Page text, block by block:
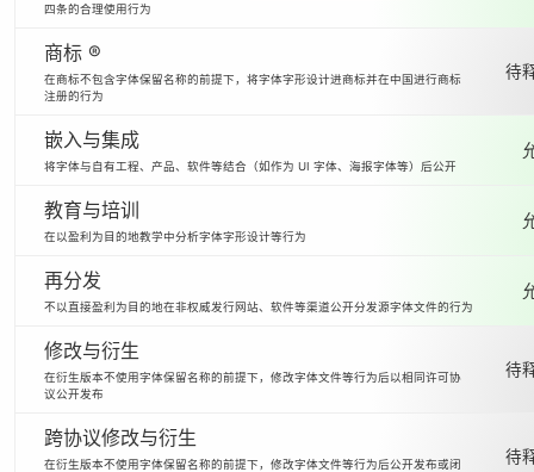
四条的合理使用行为
商标 ®
在商标不包含字体保留名称的前提下，将字体字形设计进商标并在中国进行商标
注册的行为
待
嵌入与集成
将字体与自有工程、产品、软件等结合（如作为 UI 字体、海报字体等）后公开
教育与培训
在以盈利为目的地教学中分析字体字形设计等行为
再分发
不以直接盈利为目的地在非权威发行网站、软件等渠道公开分发源字体文件的行为
修改与衍生
在衍生版本不使用字体保留名称的前提下，修改字体文件等行为后以相同许可协
议公开发布
待
跨协议修改与衍生
在衍生版本不使用字体保留名称的前提下，修改字体文件等行为后公开发布或闭
待